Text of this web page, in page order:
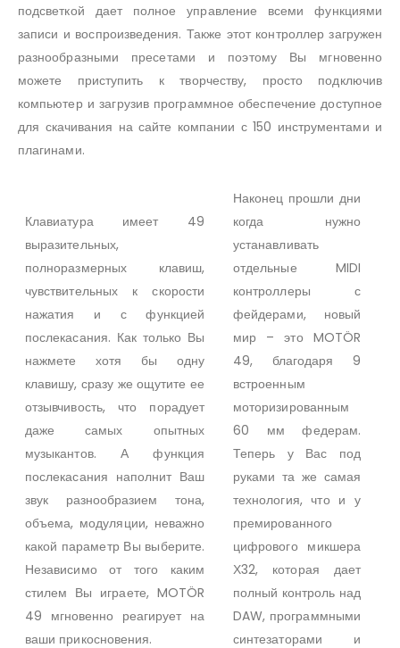
подсветкой дает полное управление всеми функциями
записи и воспроизведения. Также этот контроллер загружен
разнообразными пресетами и поэтому Вы мгновенно
можете приступить к творчеству, просто подключив
компьютер и загрузив программное обеспечение доступное
для скачивания на сайте компании с 150 инструментами и
плагинами.
Клавиатура имеет 49
выразительных,
полноразмерных клавиш,
чувствительных к скорости
нажатия и с функцией
послекасания. Как только Вы
нажмете хотя бы одну
клавишу, сразу же ощутите ее
отзывчивость, что порадует
даже самых опытных
музыкантов. А функция
послекасания наполнит Ваш
звук разнообразием тона,
объема, модуляции, неважно
какой параметр Вы выберите.
Независимо от того каким
стилем Вы играете, MOTÖR
49 мгновенно реагирует на
ваши прикосновения.
Наконец прошли дни
когда нужно
устанавливать
отдельные MIDI
контроллеры с
фейдерами, новый
мир – это MOTÖR
49, благодаря 9
встроенным
моторизированным
60 мм федерам.
Теперь у Вас под
руками та же самая
технология, что и у
премированного
цифрового микшера
Х32, которая дает
полный контроль над
DAW, программными
синтезаторами и